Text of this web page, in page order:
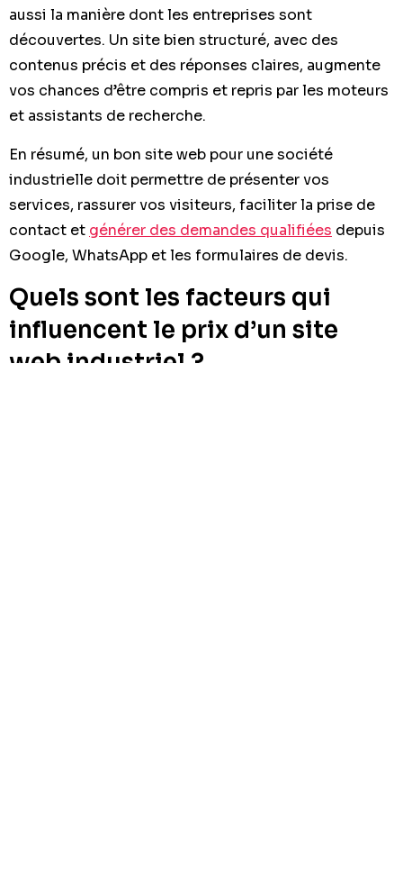
aussi la manière dont les entreprises sont
découvertes. Un site bien structuré, avec des
contenus précis et des réponses claires, augmente
vos chances d’être compris et repris par les moteurs
et assistants de recherche.
En résumé, un bon site web pour une société
industrielle doit permettre de présenter vos
services, rassurer vos visiteurs, faciliter la prise de
contact et générer des demandes qualifiées depuis
Google, WhatsApp et les formulaires de devis.
Quels sont les facteurs qui
influencent le prix d’un site
web industriel ?